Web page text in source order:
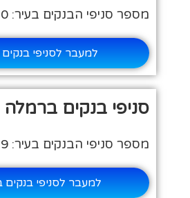
מספר סניפי הבנקים בעיר: 10
למעבר לסניפי בנקים
סניפי בנקים ברמלה
מספר סניפי הבנקים בעיר: 9
למעבר לסניפי